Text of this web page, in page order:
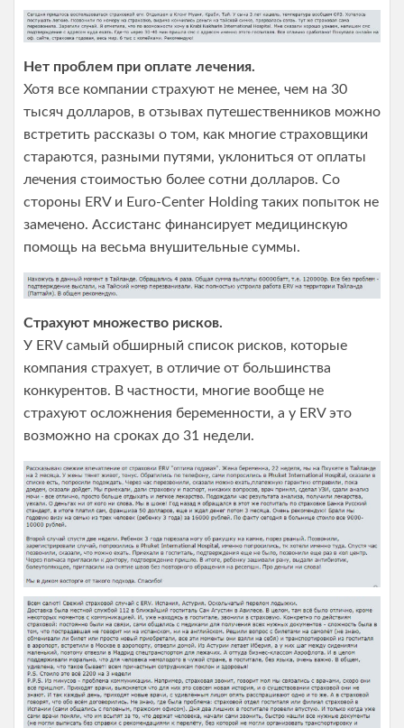
Нет проблем при оплате лечения.
Хотя все компании страхуют не менее, чем на 30
тысяч долларов, в отзывах путешественников можно
встретить рассказы о том, как многие страховщики
стараются, разными путями, уклониться от оплаты
лечения стоимостью более сотни долларов. Со
стороны ERV и Euro-Center Holding таких попыток не
замечено. Ассистанс финансирует медицинскую
помощь на весьма внушительные суммы.
Страхуют множество рисков.
У ERV самый обширный список рисков, которые
компания страхует, в отличие от большинства
конкурентов. В частности, многие вообще не
страхуют осложнения беременности, а у ERV это
возможно на сроках до 31 недели.